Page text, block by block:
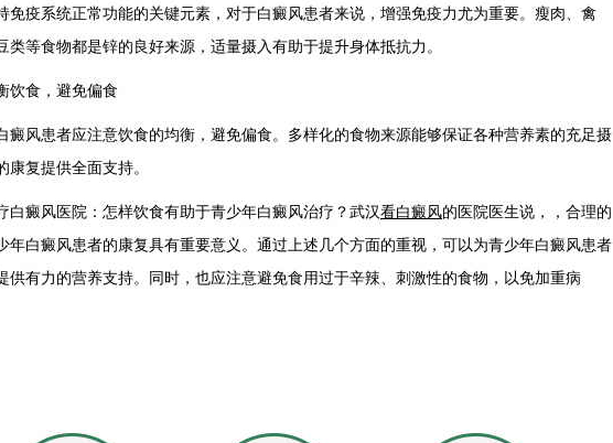
疫系统正常功能的关键元素，对于白癜风患者来说，增强免疫力尤为重要。瘦肉、禽
类等食物都是锌的良好来源，适量摄入有助于提升身体抵抗力。
食，避免偏食
风患者应注意饮食的均衡，避免偏食。多样化的食物来源能够保证各种营养素的充足摄
康复提供全面支持。
癜风医院：怎样饮食有助于青少年白癜风治疗？武汉看白癜风的医院医生说，，合理的
年白癜风患者的康复具有重要意义。通过上述几个方面的重视，可以为青少年白癜风患者
供有力的营养支持。同时，也应注意避免食用过于辛辣、刺激性的食物，以免加重病